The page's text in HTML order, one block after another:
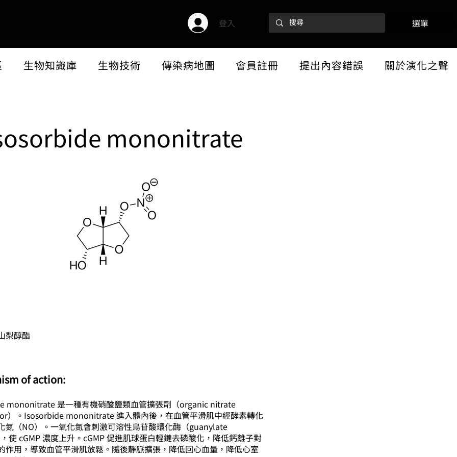
登入 選單
生物知識庫 生物技術 傳染病地圖 會員註冊 提出內容錯誤 關於演化之聲
mononitrate
梨醇酯
of action:
mononitrate 是一種有機硝酸鹽類血管擴張劑（organic nitrate
）。Isosorbide mononitrate 進入體內後，在血管平滑肌中經酵素轉化
氮（NO）。一氧化氮會刺激可溶性鳥苷酸環化酶（guanylate
使 cGMP 濃度上升。cGMP 促進肌球蛋白輕鏈去磷酸化，降低鈣離子對
作用，導致血管平滑肌放鬆。隨後靜脈擴張，降低回心血量，降低心室